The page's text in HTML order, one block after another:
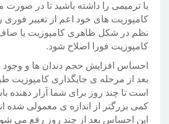
یا ترمیمی را داشته باشید تا در
کامپوزیت های خود اعم از تغییر فوری
نظم در شکل ظاهری کامپوزیت یا
کامپوزیت فورا اصلاح شود.
احساس افزایش حجم دندان ها و
بعد از مرحله ی جایگذاری
است تا چند روز برای شما آزار دهنده
کمی بزرگتر از اندازه ی معمولی شده
این احساس بعد از چند روز رفع می